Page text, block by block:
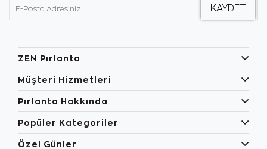
ZEN Pırlanta
Müşteri Hizmetleri
Pırlanta Hakkında
Popüler Kategoriler
Özel Günler